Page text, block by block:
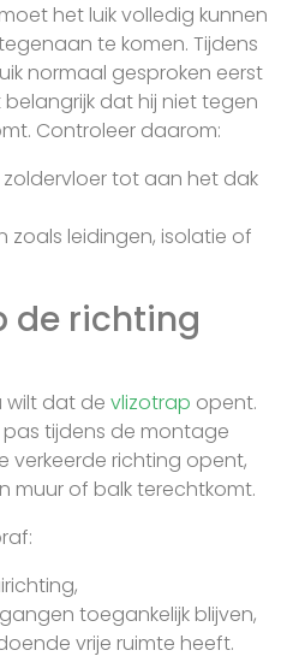
het luik volledig kunnen
te komen. Tijdens
normaal gesproken eerst
dat hij niet tegen
Controleer daarom:
tot aan het dak
zoals leidingen, isolatie of
de richting
wilt dat de vlizotrap opent.
tijdens de montage
verkeerde richting opent,
muur of balk terechtkomt.
toegankelijk blijven,
vrije ruimte heeft.